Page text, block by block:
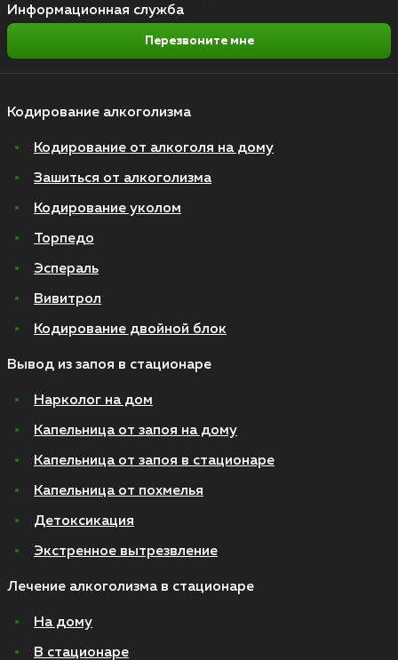
Кодирование алкоголизма
Кодирование от алкоголя на дому
Зашиться от алкоголизма
Кодирование уколом
Торпедо
Эспераль
Вивитрол
Кодирование двойной блок
Вывод из запоя в стационаре
Нарколог на дом
Капельница от запоя на дому
Капельница от запоя в стационаре
Капельница от похмелья
Детоксикация
Экстренное вытрезвление
Лечение алкоголизма в стационаре
На дому
В стационаре
Информационная служба
Перезвоните мне